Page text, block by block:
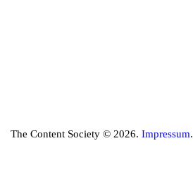
The Content Society © 2026. Impressum.